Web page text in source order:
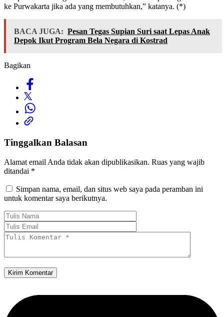
ke Purwakarta jika ada yang membutuhkan,” katanya. (*)
BACA JUGA: Pesan Tegas Supian Suri saat Lepas Anak
Depok Ikut Program Bela Negara di Kostrad
Bagikan
Tinggalkan Balasan
Alamat email Anda tidak akan dipublikasikan. Ruas yang wajib
ditandai *
Simpan nama, email, dan situs web saya pada peramban ini
untuk komentar saya berikutnya.